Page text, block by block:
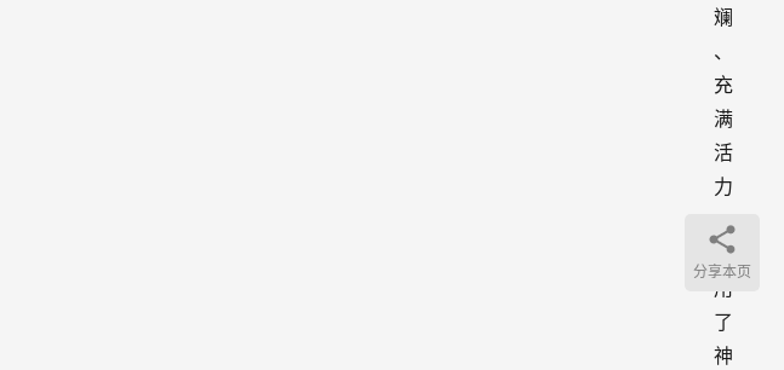
斓
、
充
满
活
力
，
使
用
了
神
分享本页